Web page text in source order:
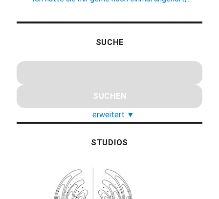
SUCHE
erweitert ▼
STUDIOS